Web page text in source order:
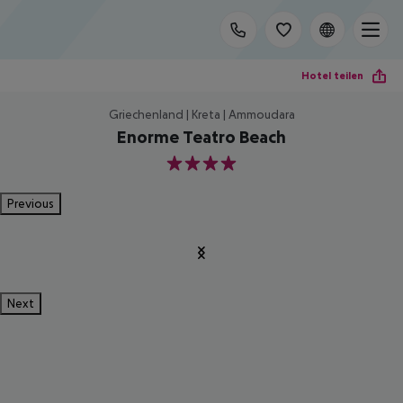
Hotel teilen
Griechenland | Kreta | Ammoudara
Enorme Teatro Beach
4
Previous
Next